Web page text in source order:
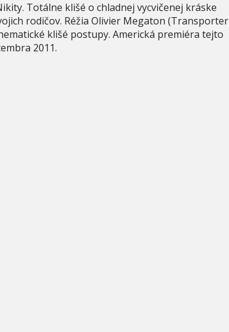
Totálne klišé o chladnej vycvičenej kráske
rodičov. Réžia Olivier Megaton (Transporter
klišé postupy. Americká premiéra tejto
2011.